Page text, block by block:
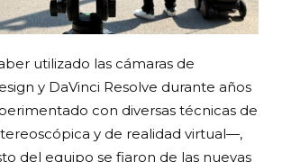
utilizado las cámaras de
y DaVinci Resolve durante años
con diversas técnicas de
y de realidad virtual—,
del equipo se fiaron de las nuevas